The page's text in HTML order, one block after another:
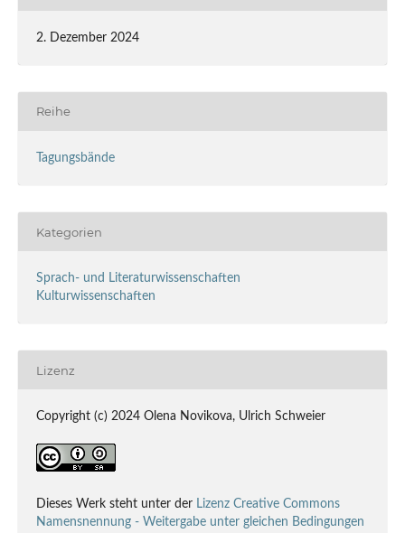
2. Dezember 2024
Reihe
Tagungsbände
Kategorien
Sprach- und Literaturwissenschaften
Kulturwissenschaften
Lizenz
Copyright (c) 2024 Olena Novikova, Ulrich Schweier
Dieses Werk steht unter der Lizenz Creative Commons
Namensnennung - Weitergabe unter gleichen Bedingungen